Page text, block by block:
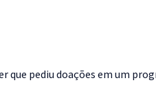
que pediu doações em um